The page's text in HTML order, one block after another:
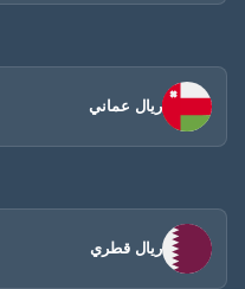
ريال عماني
ريال قطري